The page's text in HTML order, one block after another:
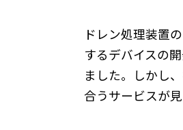
ドレン処理装置
するデバイスの
ました。しかし
合うサービスが